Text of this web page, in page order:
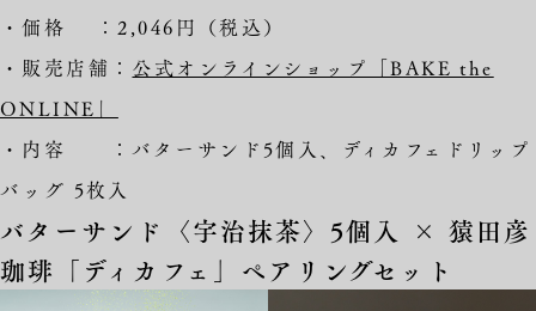
・価格 ：2,046円（税込）
・販売店舗：公式オンラインショップ「BAKE the
ONLINE」
・内容 ：バターサンド5個入、ディカフェドリップ
バッグ 5枚入
バターサンド〈宇治抹茶〉5個入 × 猿田彦
珈琲「ディカフェ」ペアリングセット